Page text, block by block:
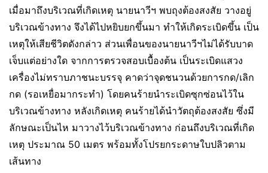
เมื่อมาถึงบริเวณที่เกิดเหตุ นายนาวีฯ พบถุงต้องสงสัย วางอยู่
บริเวณข้างทาง จึงได้ไปหยิบยกขึ้นมา ทำให้เกิดระเบิดขึ้น เป็น
เหตุให้เสียชีวิตดังกล่าว ส่วนเพื่อนของนายนาวีฯไม่ได้รับบาด
เจ็บแต่อย่างใด จากการตรวจสอบเบื้องต้น เป็นระเบิดแสวง
เครื่องไม่ทราบภาชนะบรรจุ คาดว่าจุดชนวนด้วยการกด/เลิก
กด (รอเหยื่อมากระทำ) โดยคนร้ายนำระเบิดซุกซ่อนไว้ใน
บริเวณข้างทาง หลังเกิดเหตุ คนร้ายได้นำวัตถุต้องสงสัย ซึ่งมี
ลักษณะเป็นไห มาวางไว้บริเวณข้างทาง ก่อนถึงบริเวณที่เกิด
เหตุ ประมาณ 50 เมตร พร้อมทั้งโปรยกระดาษใบปลิวตาม
เส้นทาง